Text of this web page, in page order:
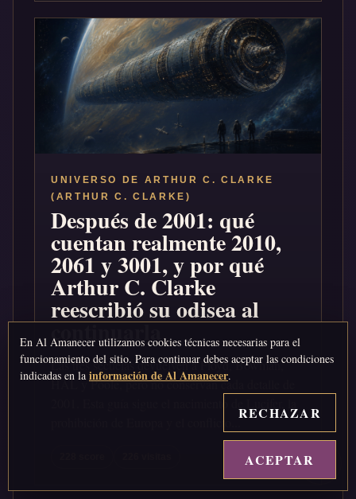
UNIVERSO DE ARTHUR C. CLARKE
(ARTHUR C. CLARKE)
Después de 2001: qué
cuentan realmente 2010,
2061 y 3001, y por qué
Arthur C. Clarke
reescribió su odisea al
continuarla
Las tres secuelas devuelven a Floyd, Bowman,
HAL y Poole, pero no conservan cada detalle de
prohibición de Europa y el conflicto...
En Al Amanecer utilizamos cookies técnicas necesarias para el
funcionamiento del sitio. Para continuar debes aceptar las condiciones
indicadas en la información de Al Amanecer.
RECHAZAR
ACEPTAR